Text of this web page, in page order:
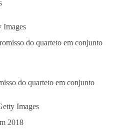
Images
do quarteto em conjunto
Images